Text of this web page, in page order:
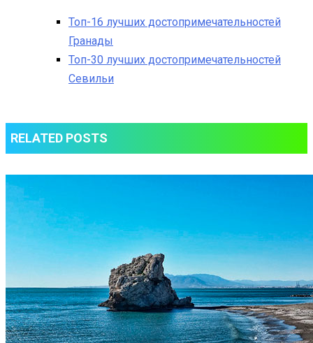
Топ-16 лучших достопримечательностей
Гранады
Топ-30 лучших достопримечательностей
Севильи
RELATED POSTS